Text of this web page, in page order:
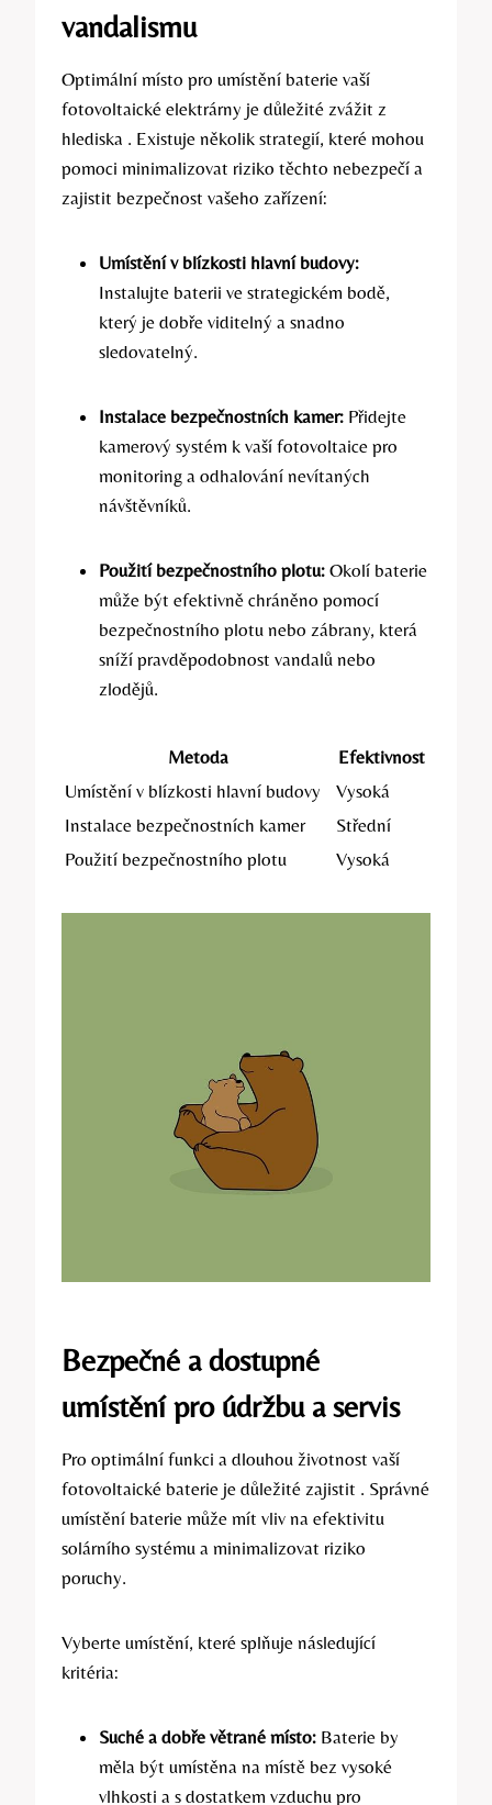
vandalismu
Optimální místo pro umístění baterie vaší
fotovoltaické elektrárny je důležité zvážit z
hlediska . Existuje několik strategií, které mohou
pomoci minimalizovat riziko těchto nebezpečí a
zajistit bezpečnost vašeho zařízení:
Umístění v blízkosti hlavní budovy:
Instalujte baterii ve strategickém bodě,
který je dobře viditelný a snadno
sledovatelný.
Instalace bezpečnostních kamer: Přidejte
kamerový systém k vaší fotovoltaice pro
monitoring a odhalování nevítaných
návštěvníků.
Použití bezpečnostního plotu: Okolí baterie
může být efektivně chráněno pomocí
bezpečnostního plotu nebo zábrany, která
sníží pravděpodobnost vandalů nebo
zlodějů.
Metoda
Efektivnost
Umístění v blízkosti hlavní budovy
Vysoká
Instalace bezpečnostních kamer
Střední
Použití bezpečnostního plotu
Vysoká
Bezpečné a dostupné
umístění pro údržbu a servis
Pro optimální funkci a dlouhou životnost vaší
fotovoltaické baterie je důležité zajistit . Správné
umístění baterie může mít vliv na efektivitu
solárního systému a minimalizovat riziko
poruchy.
Vyberte umístění, které splňuje následující
kritéria:
Suché a dobře větrané místo: Baterie by
měla být umístěna na místě bez vysoké
vlhkosti a s dostatkem vzduchu pro